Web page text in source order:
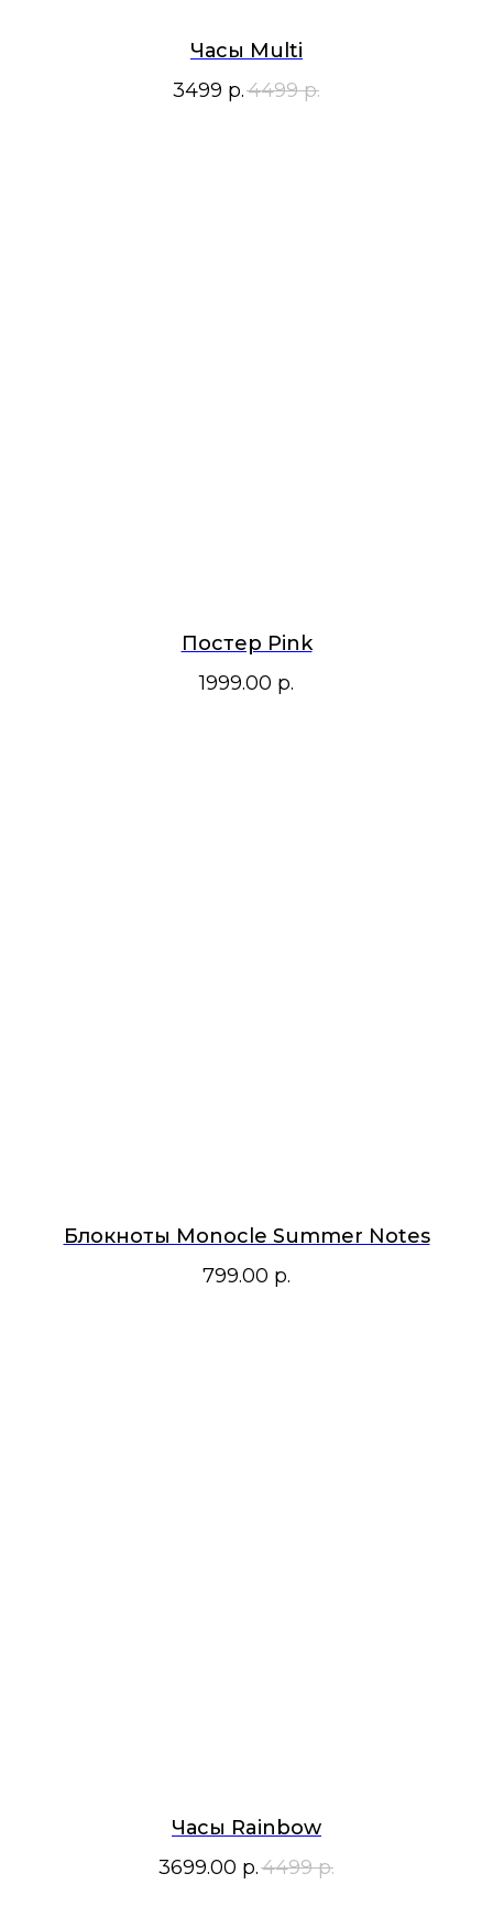
Часы Multi
3499 р.4499 р.
Постер Pink
1999.00 р.
Блокноты Monocle Summer Notes
799.00 р.
Часы Rainbow
3699.00 р.4499 р.